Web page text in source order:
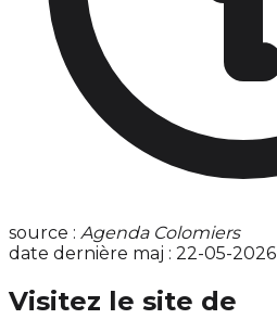
source : Agenda Colomiers
date dernière maj : 22-05-2026
Visitez le site de